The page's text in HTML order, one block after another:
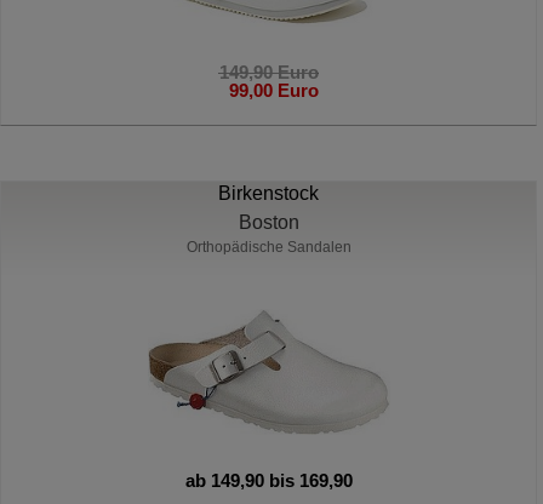
149,90 Euro
99,00 Euro
Birkenstock
Boston
Orthopädische Sandalen
ab 149,90 bis 169,90